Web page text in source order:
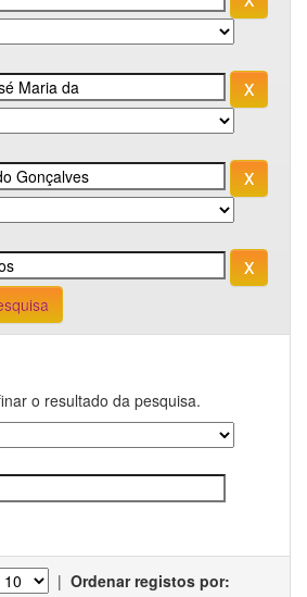
o resultado da pesquisa.
| Ordenar registos por: